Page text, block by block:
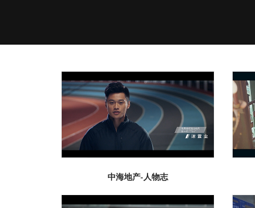
中海地产-人物志